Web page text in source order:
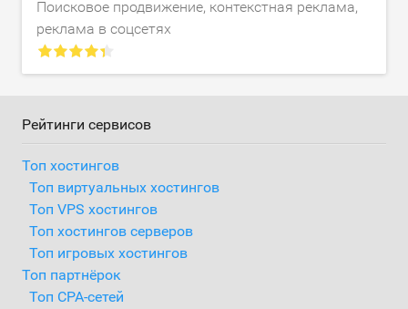
Поисковое продвижение, контекстная реклама,
реклама в соцсетях
Рейтинги сервисов
Топ хостингов
Топ виртуальных хостингов
Топ VPS хостингов
Топ хостингов серверов
Топ игровых хостингов
Топ партнёрок
Топ CPA-сетей